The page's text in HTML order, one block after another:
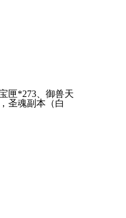
匣*273、御兽天
圣魂副本（白